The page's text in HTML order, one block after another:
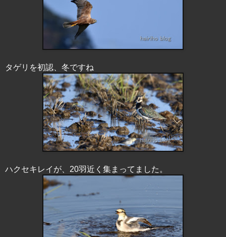
タゲリを初認、冬ですね
ハクセキレイが、20羽近く集まってました。